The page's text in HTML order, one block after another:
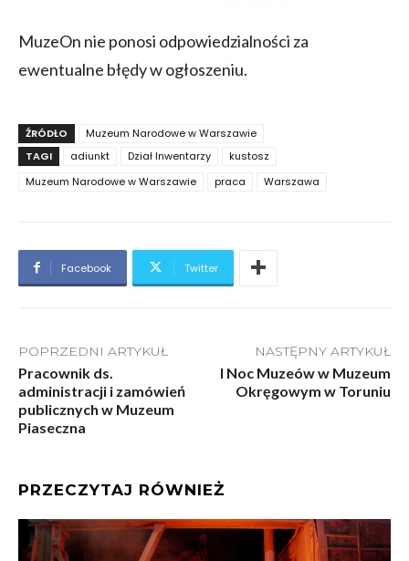
MuzeOn nie ponosi odpowiedzialności za
ewentualne błędy w ogłoszeniu.
ŹRÓDŁO
Muzeum Narodowe w Warszawie
TAGI
adiunkt Dział Inwentarzy
kustosz
Muzeum Narodowe w Warszawie
praca Warszawa
Facebook Twitter
POPRZEDNI ARTYKUŁ
Pracownik ds.
administracji i zamówień
publicznych w Muzeum
Piaseczna
NASTĘPNY ARTYKUŁ
I Noc Muzeów w Muzeum
Okręgowym w Toruniu
PRZECZYTAJ RÓWNIEŻ